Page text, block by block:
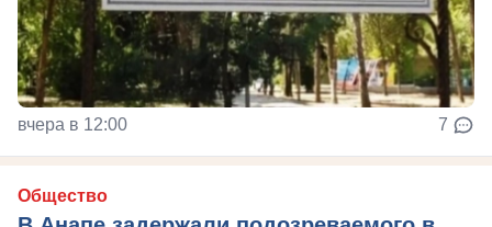
вчера в 12:00 7
Общество